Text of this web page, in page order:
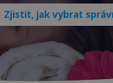
Zjistit, jak vybrat